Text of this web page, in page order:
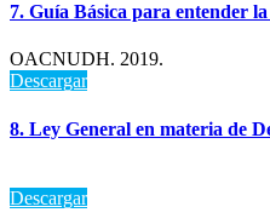
7. Guía Básica para entender
OACNUDH. 2019.
Descargar
8. Ley General en materia de
Descargar